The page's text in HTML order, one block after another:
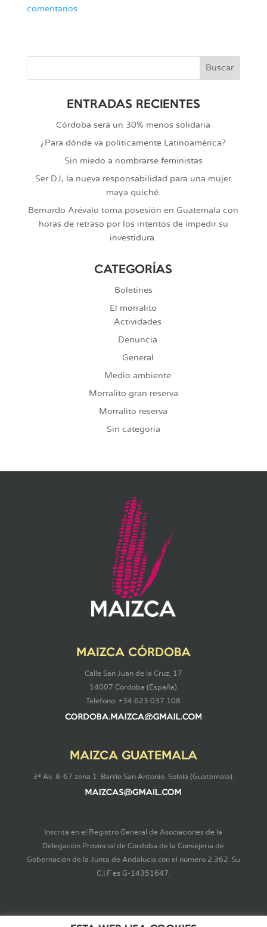
comentarios.
ENTRADAS RECIENTES
Córdoba será un 30% menos solidaria
¿Para dónde va políticamente Latinoamérica?
Sin miedo a nombrarse feministas
Ser DJ, la nueva responsabilidad para una mujer
maya quiché.
Bernardo Arévalo toma posesión en Guatemala con
horas de retraso por los intentos de impedir su
investidura.
CATEGORÍAS
Boletines
El morralito
Actividades
Denuncia
General
Medio ambiente
Morralito gran reserva
Morralito reserva
Sin categoría
MAIZCA CÓRDOBA
Calle San Juan de la Cruz, 17
14007 Córdoba (España)
Teléfono: +34 623 037 108
MAIZCA GUATEMALA
3ª Av. 8-67 zona 1. Barrio San Antonio. Sololá (Guatemala).
Inscrita en el Registro General de Asociaciones de la
Delegación Provincial de Córdoba de la Consejería de
Gobernación de la Junta de Andalucía con el número 2.362. Su
C.I.F es G-14351647.